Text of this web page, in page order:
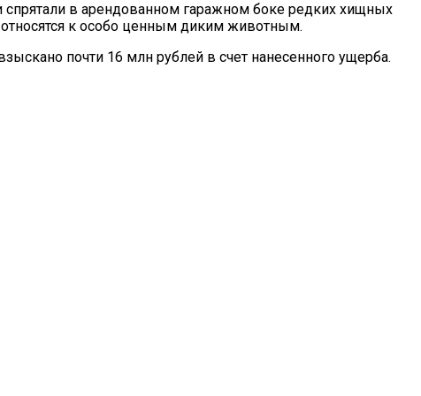
в арендованном гаражном боке редких хищных
к особо ценным диким животным.
почти 16 млн рублей в счет нанесенного ущерба.